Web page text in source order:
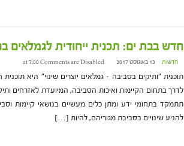
חדש בבת ים: תכנית ייחודית לגמלאים
חדשות 13 באוגוסט 2017 at 7:00 Comments are Disabled
תוכנית "ותיקים בסביבה – גמלאים יוצרים שינוי" היא
לדרך בתחום הקיימות ואיכות הסביבה, המיועדת לאזרחים
תתמקד בתחומי ידע ומתן כלים מעשיים בנושאי קיימות
להניע שינויים בסביבת מגוריהם, להיות […]